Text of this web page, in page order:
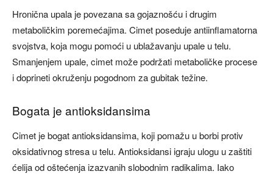
Hronična upala je povezana sa gojaznošću i drugim
metaboličkim poremećajima. Cimet poseduje antiinflamatorna
svojstva, koja mogu pomoći u ublažavanju upale u telu.
Smanjenjem upale, cimet može podržati metaboličke procese
i doprineti okruženju pogodnom za gubitak težine.
Bogata je antioksidansima
Cimet je bogat antioksidansima, koji pomažu u borbi protiv
oksidativnog stresa u telu. Antioksidansi igraju ulogu u zaštiti
ćelija od oštećenja izazvanih slobodnim radikalima. Iako